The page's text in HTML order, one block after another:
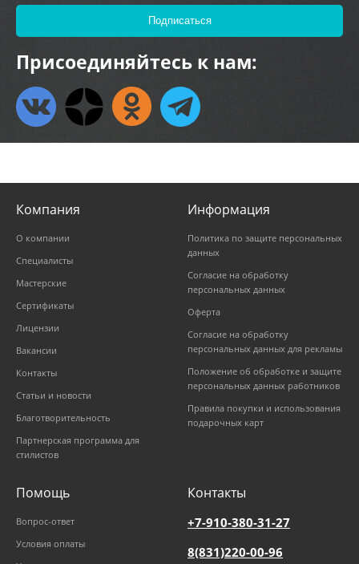
Присоединяйтесь к нам:
Компания
О компании
Специалисты
Мастерские
Сертификаты
Лицензии
Вакансии
Контакты
Статьи и новости
Благотворительность
Партнерская программа для
стилистов
Информация
Политика по защите персональных
данных
Согласие на обработку
персональных данных
Оферта
Согласие на обработку
персональных данных для рекламы
Положение об обработке и защите
персональных данных работников
Правила покупки и использования
подарочных карт
Помощь
Вопрос-ответ
Условия оплаты
Контакты
+7-910-380-31-27
8(831)220-00-96